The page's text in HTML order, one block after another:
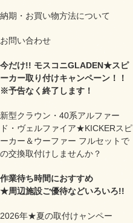
納期・お買い物方法について
お問い合わせ
今だけ!! モスコニGLADEN★スピ
ーカー取り付けキャンペーン！！
※予告なく終了します！
新型クラウン・40系アルファー
ド・ヴェルファイア★KICKERスピ
ーカー＆ウーファー フルセットで
の交換取付けしませんか？
作業待ち時間におすすめ
★周辺施設ご優待などいろいろ!!
2026年★夏の取付けャンペー